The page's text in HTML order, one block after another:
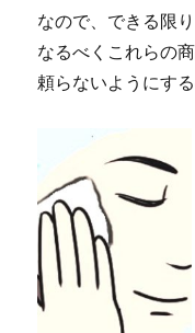
なので、できる限
なるべくこれらの
頼らないようにす